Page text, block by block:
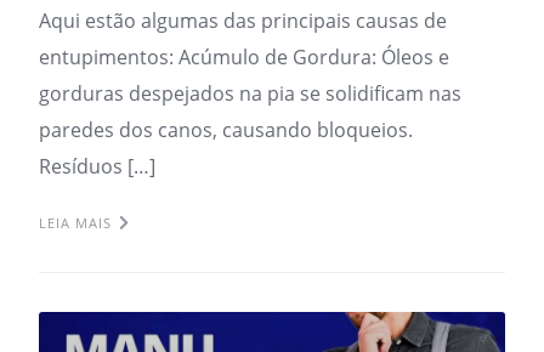
Aqui estão algumas das principais causas de
entupimentos: Acúmulo de Gordura: Óleos e
gorduras despejados na pia se solidificam nas
paredes dos canos, causando bloqueios.
Resíduos […]
LEIA MAIS